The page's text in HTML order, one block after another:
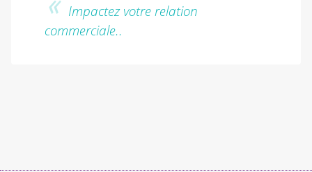
Impactez votre relation
commerciale..